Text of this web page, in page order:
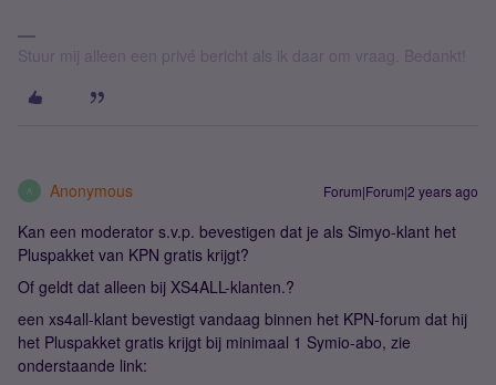
Stuur mij alleen een privé bericht als ik daar om vraag. Bedankt!
A Anonymous Forum|Forum|2 years ago
Kan een moderator s.v.p. bevestigen dat je als Simyo-klant het
Pluspakket van KPN gratis krijgt?
Of geldt dat alleen bij XS4ALL-klanten.?
een xs4all-klant bevestigt vandaag binnen het KPN-forum dat hij
het Pluspakket gratis krijgt bij minimaal 1 Symio-abo, zie
onderstaande link: